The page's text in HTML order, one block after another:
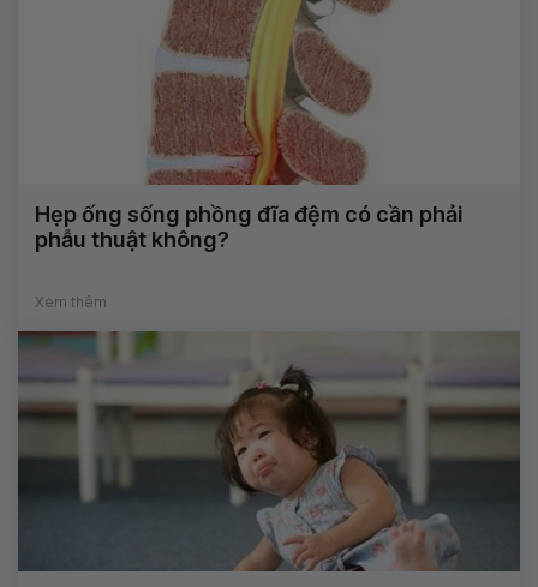
Hẹp ống sống phồng đĩa đệm có cần phải
phẫu thuật không?
Xem thêm